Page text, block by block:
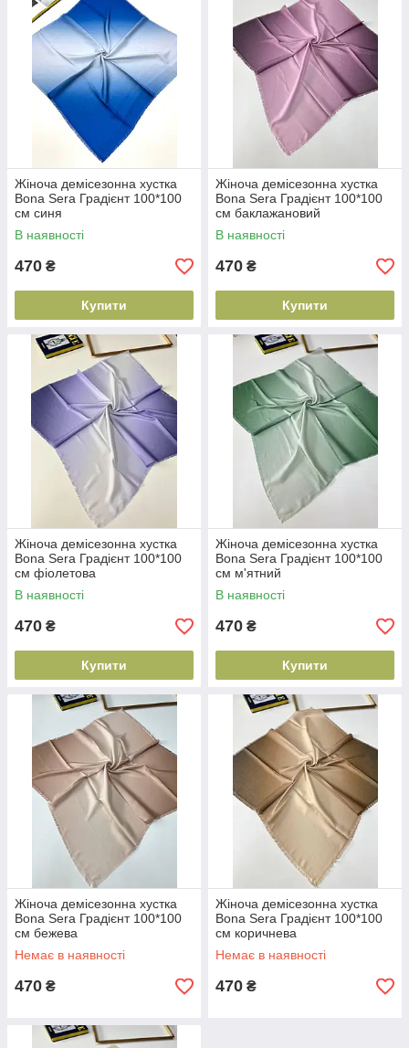
Жіноча демісезонна хустка
Bona Sera Градієнт 100*100
см синя
В наявності
470 ₴
Купити
Жіноча демісезонна хустка
Bona Sera Градієнт 100*100
см баклажановий
В наявності
470 ₴
Купити
Жіноча демісезонна хустка
Bona Sera Градієнт 100*100
см фіолетова
В наявності
470 ₴
Купити
Жіноча демісезонна хустка
Bona Sera Градієнт 100*100
см м'ятний
В наявності
470 ₴
Купити
Жіноча демісезонна хустка
Bona Sera Градієнт 100*100
см бежева
Немає в наявності
470 ₴
Жіноча демісезонна хустка
Bona Sera Градієнт 100*100
см коричнева
Немає в наявності
470 ₴